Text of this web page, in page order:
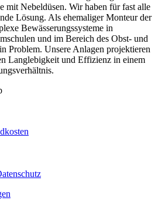
mit Nebeldüsen. Wir haben für fast alle
Lösung. Als ehemaliger Monteur der
Bewässerungssysteme in
und im Bereich des Obst- und
Problem. Unsere Anlagen projektieren
Langlebigkeit und Effizienz in einem